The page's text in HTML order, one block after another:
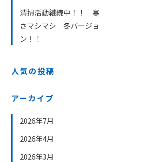
清掃活動継続中！！ 寒
さマシマシ 冬バージョ
ン！！
人気の投稿
アーカイブ
2026年7月
2026年4月
2026年3月